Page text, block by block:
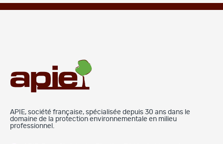
APIE, société française, spécialisée depuis 30 ans dans le
domaine de la protection environnementale en milieu
professionnel.